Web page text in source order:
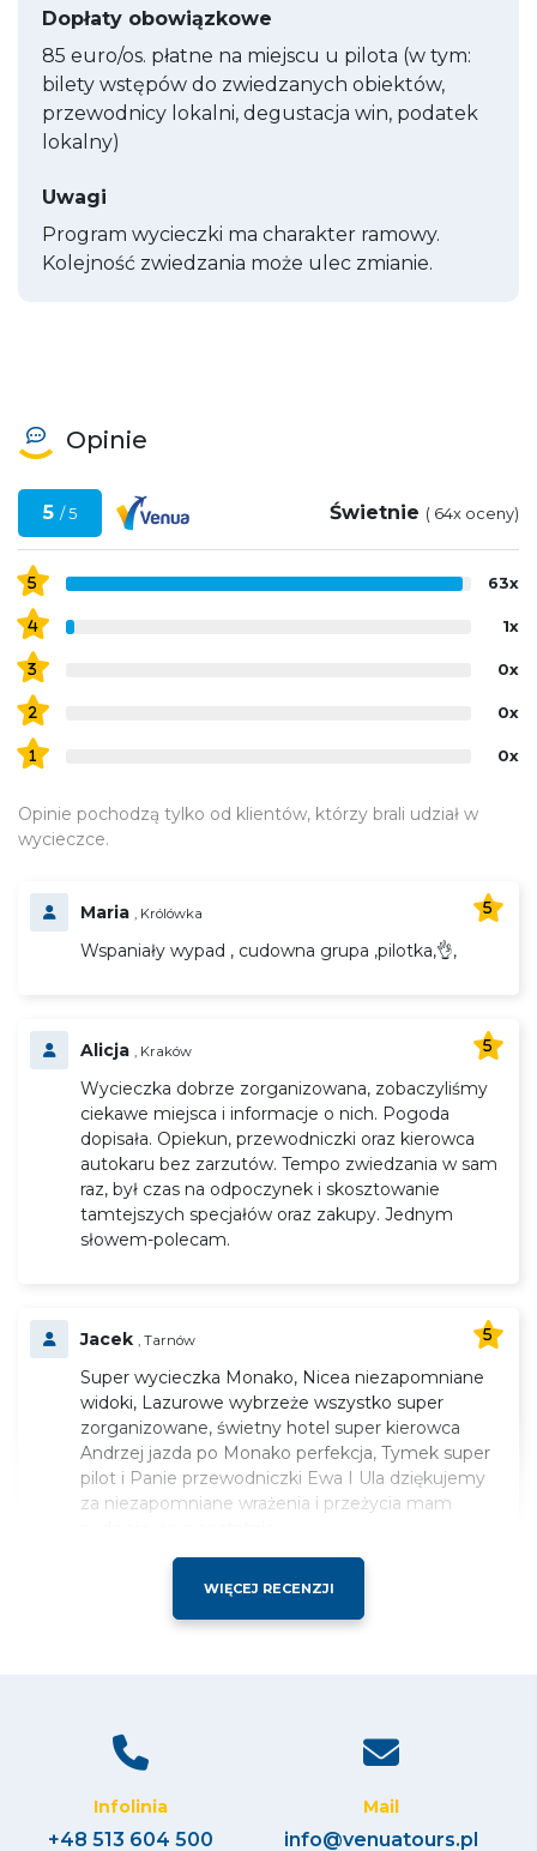
Dopłaty obowiązkowe
85 euro/os. płatne na miejscu u pilota (w tym:
bilety wstępów do zwiedzanych obiektów,
przewodnicy lokalni, degustacja win, podatek
lokalny)
Uwagi
Program wycieczki ma charakter ramowy.
Kolejność zwiedzania może ulec zmianie.
Opinie
5 / 5 Świetnie ( 64x oceny)
5 63x
4 1x
3 0x
2 0x
1 0x
Opinie pochodzą tylko od klientów, którzy brali udział w
wycieczce.
Maria , Królówka
Wspaniały wypad , cudowna grupa ,pilotka,👌,
5
Alicja , Kraków
Wycieczka dobrze zorganizowana, zobaczyliśmy
ciekawe miejsca i informacje o nich. Pogoda
dopisała. Opiekun, przewodniczki oraz kierowca
autokaru bez zarzutów. Tempo zwiedzania w sam
raz, był czas na odpoczynek i skosztowanie
tamtejszych specjałów oraz zakupy. Jednym
słowem-polecam.
5
Jacek , Tarnów
Super wycieczka Monako, Nicea niezapomniane
widoki, Lazurowe wybrzeże wszystko super
zorganizowane, świetny hotel super kierowca
Andrzej jazda po Monako perfekcja, Tymek super
pilot i Panie przewodniczki Ewa I Ula dziękujemy
za niezapomniane wrażenia i przeżycia mam
5
, Wieliczka
Roger, Wieliczka
WIĘCEJ RECENZJI
Infolinia
+48 513 604 500
Mail
info@venuatours.pl